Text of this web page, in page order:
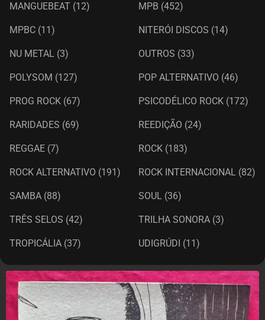
MANGUEBEAT (12) MPB (452)
MPBC (11) NITERÓI DISCOS (14)
NU METAL (3) OUTROS (33)
POLYSOM (127) POP ALTERNATIVO (46)
PROG ROCK (67) PSICODÉLICO ROCK (172)
RARIDADES (69) REEDIÇÃO (24)
REGGAE (7) ROCK (183)
ROCK ALTERNATIVO (191) ROCK INTERNACIONAL (82)
SAMBA (88) SOUL (36)
TRÊS SELOS (42) TRILHA SONORA (3)
TROPICÁLIA (37) UDIGRÚDI (11)